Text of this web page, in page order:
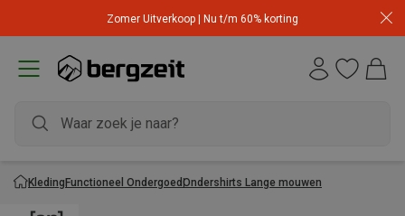
Zomer Uitverkoop | Nu t/m 60% korting
KledingFunctioneel OndergoedOndershirts Lange mouwen